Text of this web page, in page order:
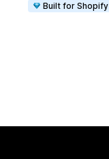
Built for Shopify